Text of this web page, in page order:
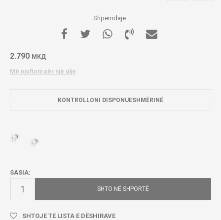
Shpërndaje
2.790 МКД
Më njoftoni për një ulje
KONTROLLONI DISPONUESHMËRINË
SASIA:
SHTO NË SHPORTË
SHTOJE TE LISTA E DËSHIRAVE